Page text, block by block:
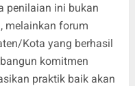
penilaian ini bukan
melainkan forum
Kota yang berhasil
komitmen
praktik baik akan